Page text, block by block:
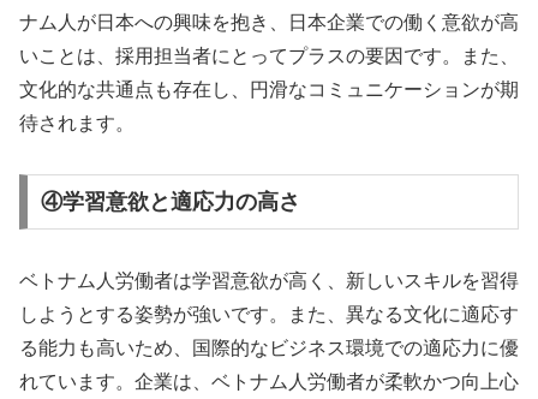
ナム人が日本への興味を抱き、日本企業での働く意欲が高
いことは、採用担当者にとってプラスの要因です。また、
文化的な共通点も存在し、円滑なコミュニケーションが期
待されます。
④学習意欲と適応力の高さ
ベトナム人労働者は学習意欲が高く、新しいスキルを習得
しようとする姿勢が強いです。また、異なる文化に適応す
る能力も高いため、国際的なビジネス環境での適応力に優
れています。企業は、ベトナム人労働者が柔軟かつ向上心